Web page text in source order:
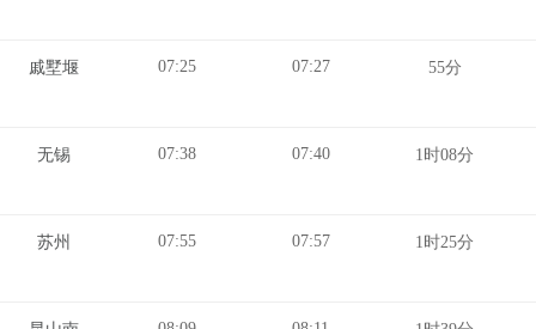
戚墅堰 07:25 07:27 55分
无锡 07:38 07:40 1时08分
苏州 07:55 07:57 1时25分